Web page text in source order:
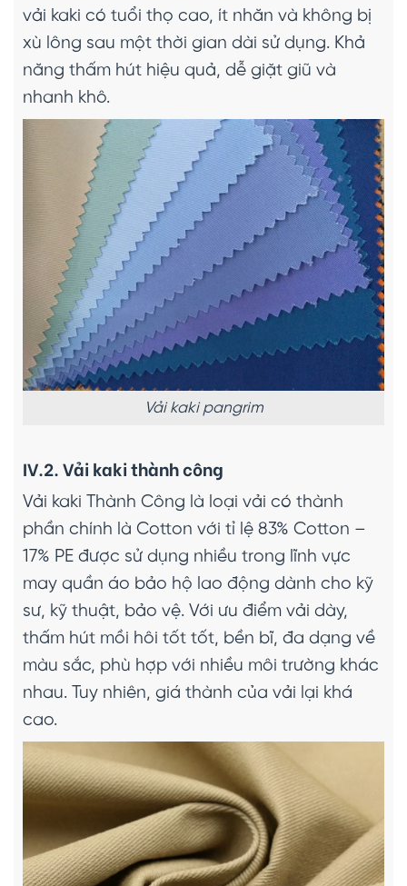
vải kaki có tuổi thọ cao, ít nhăn và không bị
xù lông sau một thời gian dài sử dụng. Khả
năng thấm hút hiệu quả, dễ giặt giũ và
nhanh khô.
Vải kaki pangrim
IV.2. Vải kaki thành công
Vải kaki Thành Công là loại vải có thành
phần chính là Cotton với tỉ lệ 83% Cotton –
17% PE được sử dụng nhiều trong lĩnh vực
may quần áo bảo hộ lao động dành cho kỹ
sư, kỹ thuật, bảo vệ. Với ưu điểm vải dày,
thấm hút mồi hôi tốt tốt, bền bĩ, đa dạng về
màu sắc, phù hợp với nhiều môi trường khác
nhau. Tuy nhiên, giá thành của vải lại khá
cao.